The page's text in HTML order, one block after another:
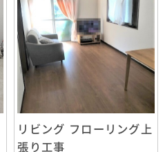
リビング フローリング上
張り工事